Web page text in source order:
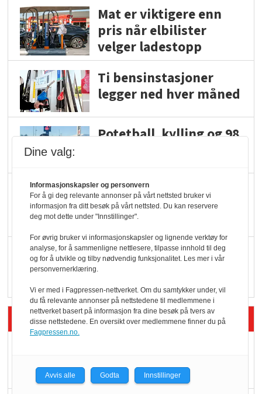
Mat er viktigere enn
pris når elbilister
velger ladestopp
Ti bensinstasjoner
legger ned hver måned
Potetball, kylling og 98
KBS-bransjen i
endring: Stadig større
serveringstilbud
Vokser med ferdigmat
i dagligvare
Siste artikler - Butikk i praksis
dundrer videre
Dine valg:
Informasjonskapsler og personvern
For å gi deg relevante annonser på vårt nettsted bruker vi
informasjon fra ditt besøk på vårt nettsted. Du kan reservere
deg mot dette under "Innstillinger".
For øvrig bruker vi informasjonskapsler og lignende verktøy for
analyse, for å sammenligne nettlesere, tilpasse innhold til deg
og for å utvikle og tilby nødvendig funksjonalitet. Les mer i vår
personvernerklæring.
Vi er med i Fagpressen-nettverket. Om du samtykker under, vil
du få relevante annonser på nettstedene til medlemmene i
nettverket basert på informasjon fra dine besøk på tvers av
disse nettstedene. En oversikt over medlemmene finner du på
Fagpressen.no.
Avvis alle Godta Innstillinger